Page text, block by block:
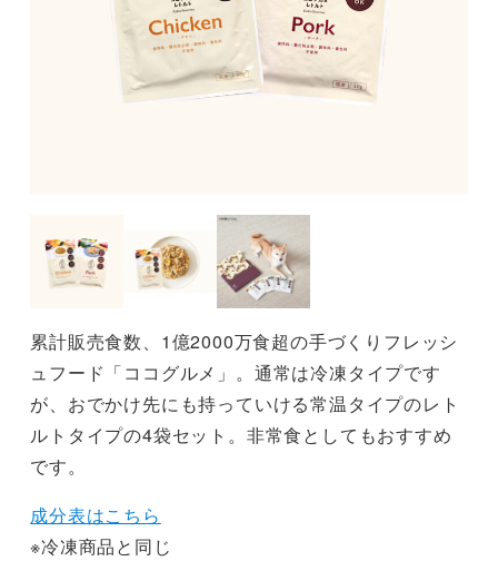
累計販売食数、1億2000万食超の手づくりフレッシ
ュフード「ココグルメ」。通常は冷凍タイプです
が、おでかけ先にも持っていける常温タイプのレト
ルトタイプの4袋セット。非常食としてもおすすめ
です。
成分表はこちら
※冷凍商品と同じ